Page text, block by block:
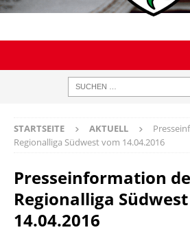
STARTSEITE AKTUELL
Regionalliga Südwest vom 14.04.2016
Presseinformation
Regionalliga
14.04.2016